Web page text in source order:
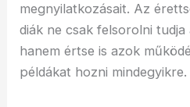
megnyilatkozásait. Az
diák ne csak felsorolni
hanem értse is azok
példákat hozni mindegyikre.